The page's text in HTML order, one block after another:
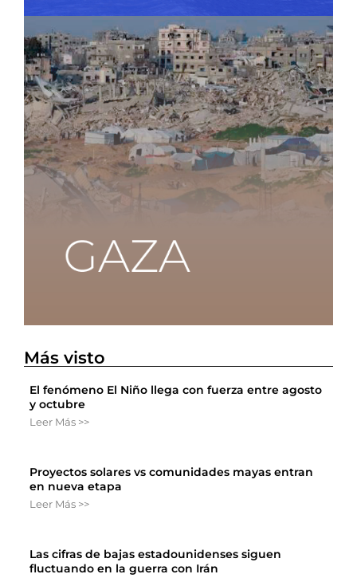
Más visto
El fenómeno El Niño llega con fuerza entre agosto
y octubre
Leer Más >>
Proyectos solares vs comunidades mayas entran
en nueva etapa
Leer Más >>
Las cifras de bajas estadounidenses siguen
fluctuando en la guerra con Irán